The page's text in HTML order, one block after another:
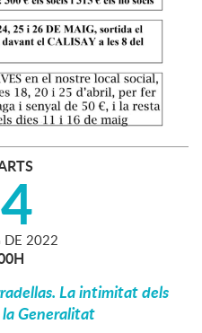
DE 2022
La intimitat dels
Generalitat